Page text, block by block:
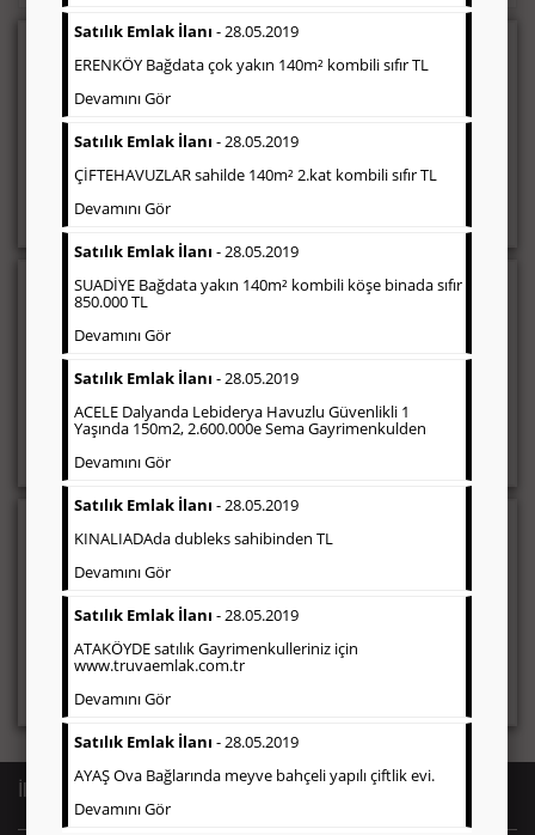
Seri İlan
Gazetede seri ilan sayfaları; eleman ilanı, emlak ilanı, vasıta ilanı,
zayi ilanı ve çeşitli seri ilan bloğunun yayınlandığı sayfalardır. Bu
seri ilan, Türkiye baskısı yayınlandığı gibi, bölgesel (İstanbul,
Ankara, Ege, Akdeniz, Çukurova, vb) olarak da
yayınlanabilmektedir.
Sosyal İlan
(Hürriyet Vefat ilanı, Başsağlığı,
Gazetelerin sosyal ilan (vefat ilanı, anma, başsağlığı, teşekkür
vb.) diye adlandırdığı, ticari amaç gütmeyen bu ilan çeşidin de
fiyatlandırma ilanın kapladığı alan üzerinden fiyatlandırılır.
Diğer çerçeveli ilanlara göre daha ekonomiktir.
Ticari İlan (Hürriyet Gazetesi Reklam)
Firmaların; tanıtımlarının, duyuru ve kampanyalarının yapıldığı,
çerçeveli ilan çeşididir. Finans, İnşaat, Turizm, Eğitim, Otomotiv
sektörleri başta olmak üzere bütün sektörler Hürriyet gazetesi
ticari ilanları tercih etmektedirler.
İletişim Bilgileri
Satılık Emlak İlanı - 28.05.2019
ERENKÖY Bağdata çok yakın 140m² kombili sıfır TL
Devamını Gör
Satılık Emlak İlanı - 28.05.2019
ÇİFTEHAVUZLAR sahilde 140m² 2.kat kombili sıfır TL
Devamını Gör
Satılık Emlak İlanı - 28.05.2019
SUADİYE Bağdata yakın 140m² kombili köşe binada sıfır
850.000 TL
Devamını Gör
Satılık Emlak İlanı - 28.05.2019
ACELE Dalyanda Lebiderya Havuzlu Güvenlikli 1
Yaşında 150m2, 2.600.000e Sema Gayrimenkulden
Devamını Gör
Satılık Emlak İlanı - 28.05.2019
KINALIADAda dubleks sahibinden TL
Devamını Gör
Satılık Emlak İlanı - 28.05.2019
ATAKÖYDE satılık Gayrimenkulleriniz için
www.truvaemlak.com.tr
Devamını Gör
Satılık Emlak İlanı - 28.05.2019
AYAŞ Ova Bağlarında meyve bahçeli yapılı çiftlik evi.
Devamını Gör